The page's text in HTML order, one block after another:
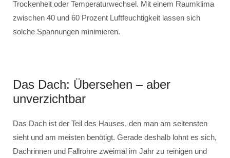
Trockenheit oder Temperaturwechsel. Mit einem Raumklima
zwischen 40 und 60 Prozent Luftfeuchtigkeit lassen sich
solche Spannungen minimieren.
Das Dach: Übersehen – aber
unverzichtbar
Das Dach ist der Teil des Hauses, den man am seltensten
sieht und am meisten benötigt. Gerade deshalb lohnt es sich,
Dachrinnen und Fallrohre zweimal im Jahr zu reinigen und